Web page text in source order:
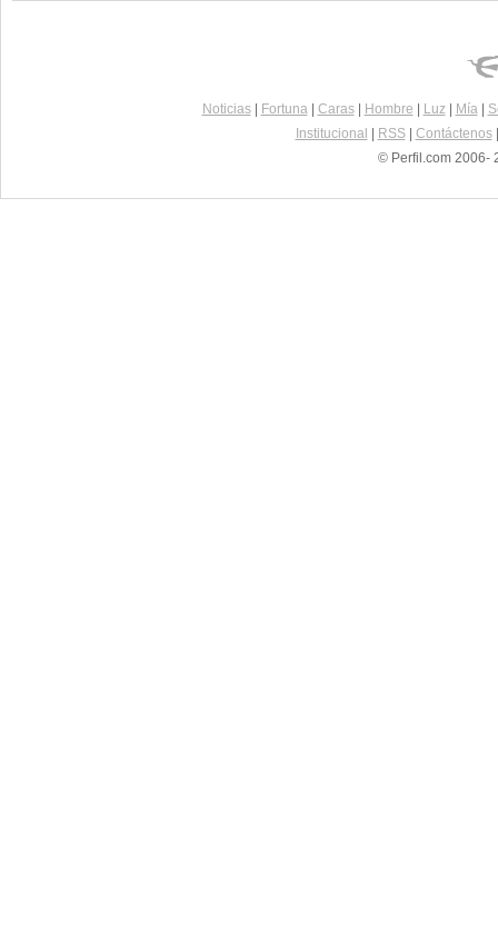
Noticias| Fortuna| Caras| Hombre Luz| Mía|
Institucional
RSS| Contáctenos
© Perfil.com 2006-